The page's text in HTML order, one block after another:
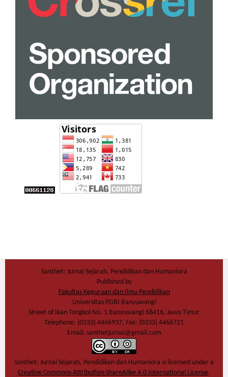
Santhet: Jurnal Sejarah, Pendidikan dan Humaniora
Published by
Fakultas Keguruan dan Ilmu Pendidikan
Universitas PGRI Banyuwangi
Street of Ikan Tongkol No. 1 Banyuwangi 68416, Jawa Timur
Telephone: (0333) 4466937, Fax: (0333) 4466721
Email: santhetjurnal@gmail.com
Santhet: Jurnal Sejarah, Pendidikan dan Humaniora is licensed under a
Creative Commons Attribution-ShareAlike 4.0 International License.